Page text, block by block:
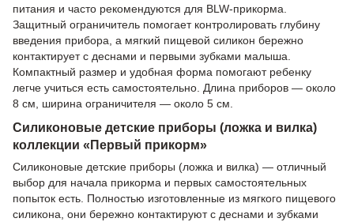
питания и часто рекомендуются для BLW-прикорма.
Защитный ограничитель помогает контролировать глубину
введения прибора, а мягкий пищевой силикон бережно
контактирует с деснами и первыми зубками малыша.
Компактный размер и удобная форма помогают ребенку
легче учиться есть самостоятельно. Длина приборов — около
8 см, ширина ограничителя — около 5 см.
Силиконовые детские приборы (ложка и вилка)
коллекции «Первый прикорм»
Силиконовые детские приборы (ложка и вилка) — отличный
выбор для начала прикорма и первых самостоятельных
попыток есть. Полностью изготовленные из мягкого пищевого
силикона, они бережно контактируют с деснами и зубками